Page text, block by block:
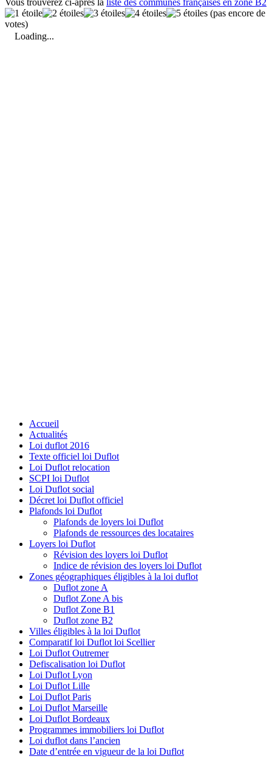
Vous trouverez ci-après la liste des communes françaises en zone B2
(pas encore de
votes)
Loading...
Accueil
Actualités
Loi duflot 2016
Texte officiel loi Duflot
Loi Duflot relocation
SCPI loi Duflot
Loi Duflot social
Décret loi Duflot officiel
Plafonds loi Duflot
Plafonds de loyers loi Duflot
Plafonds de ressources des locataires
Loyers loi Duflot
Révision des loyers loi Duflot
Indice de révision des loyers loi Duflot
Zones géographiques éligibles à la loi duflot
Duflot zone A
Duflot Zone A bis
Duflot Zone B1
Duflot zone B2
Villes éligibles à la loi Duflot
Comparatif loi Duflot loi Scellier
Loi Duflot Outremer
Defiscalisation loi Duflot
Loi Duflot Lyon
Loi Duflot Lille
Loi Duflot Paris
Loi Duflot Marseille
Loi Duflot Bordeaux
Programmes immobiliers loi Duflot
Loi duflot dans l’ancien
Date d’entrée en vigueur de la loi Duflot